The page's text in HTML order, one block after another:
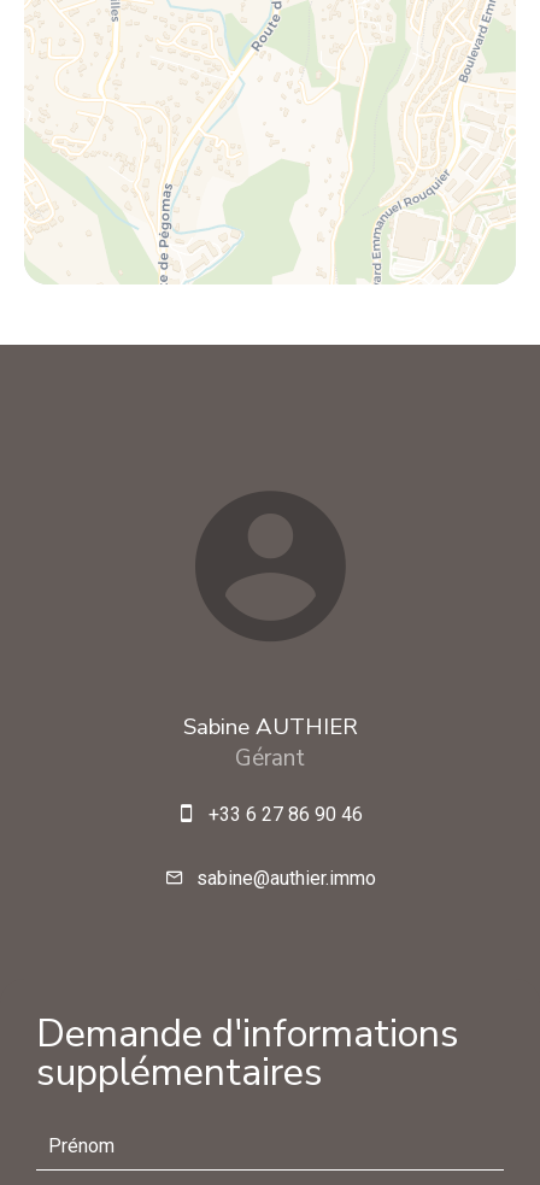
Sabine AUTHIER
Gérant
+33 6 27 86 90 46
sabine@authier.immo
Demande d'informations
supplémentaires